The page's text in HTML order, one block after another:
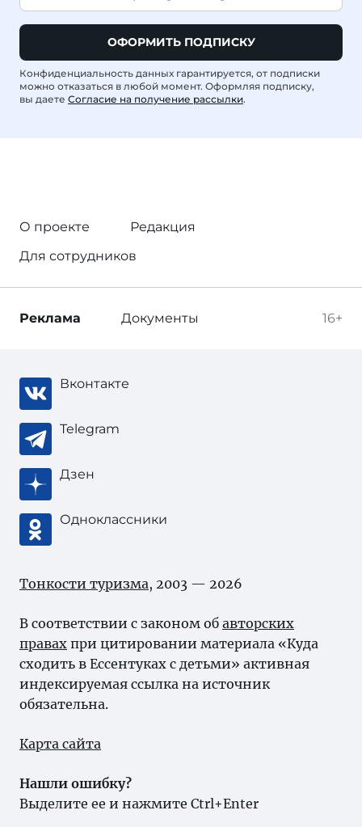
ОФОРМИТЬ ПОДПИСКУ
Конфиденциальность данных гарантируется, от подписки
можно отказаться в любой момент. Оформляя подписку,
вы даете Согласие на получение рассылки.
О проекте
Редакция
Для сотрудников
16+
Реклама Документы
Вконтакте
Telegram
Дзен
Одноклассники
Тонкости туризма, 2003 — 2026
В соответствии с законом об авторских
правах при цитировании материала «Куда
сходить в Ессентуках с детьми» активная
индексируемая ссылка на источник
обязательна.
Карта сайта
Нашли ошибку?
Выделите ее и нажмите Ctrl+Enter